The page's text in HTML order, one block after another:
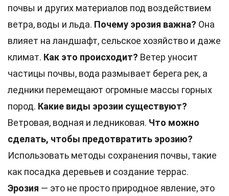
почвы и других материалов под воздействием
ветра, воды и льда. Почему эрозия важна? Она
влияет на ландшафт, сельское хозяйство и даже
климат. Как это происходит? Ветер уносит
частицы почвы, вода размывает берега рек, а
ледники перемещают огромные массы горных
пород. Какие виды эрозии существуют?
Ветровая, водная и ледниковая. Что можно
сделать, чтобы предотвратить эрозию?
Использовать методы сохранения почвы, такие
как посадка деревьев и создание террас.
Эрозия — это не просто природное явление, это